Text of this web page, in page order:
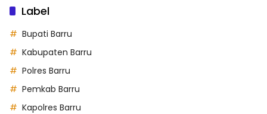
Label
Bupati Barru
Kabupaten Barru
Polres Barru
Pemkab Barru
Kapolres Barru